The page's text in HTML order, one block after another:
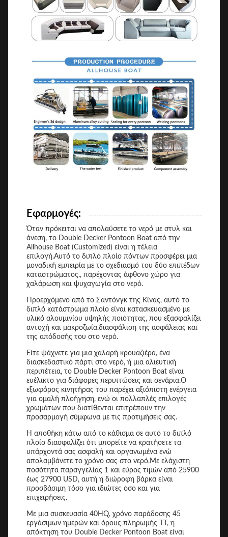
Εφαρμογές:
Όταν πρόκειται να απολαύσετε το νερό με στυλ και
άνεση, το Double Decker Pontoon Boat από την
Allhouse Boat (Customized) είναι η τέλεια
επιλογή.Αυτό το διπλό πλοίο πόντων προσφέρει μια
μοναδική εμπειρία με το σχεδιασμό του δύο επιπέδων
καταστρώματος., παρέχοντας άφθονο χώρο για
χαλάρωση και ψυχαγωγία στο νερό.
Προερχόμενο από το Σαντόνγκ της Κίνας, αυτό το
διπλό κατάστρωμα πλοίο είναι κατασκευασμένο με
υλικό αλουμινίου υψηλής ποιότητας, που εξασφαλίζει
αντοχή και μακροζωία.διασφάλιση της ασφάλειας και
της απόδοσής του στο νερό.
Είτε ψάχνετε για μια χαλαρή κρουαζιέρα, ένα
διασκεδαστικό πάρτι στο νερό, ή μια αλιευτική
περιπέτεια, το Double Decker Pontoon Boat είναι
ευέλικτο για διάφορες περιπτώσεις και σενάρια.Ο
εξωφόρος κινητήρας του παρέχει αξιόπιστη ενέργεια
για ομαλή πλοήγηση, ενώ οι πολλαπλές επιλογές
χρωμάτων που διατίθενται επιτρέπουν την
προσαρμογή σύμφωνα με τις προτιμήσεις σας.
Η αποθήκη κάτω από το κάθισμα σε αυτό το διπλό
πλοίο διασφαλίζει ότι μπορείτε να κρατήσετε τα
υπάρχοντά σας ασφαλή και οργανωμένα ενώ
απολαμβάνετε το χρόνο σας στο νερό.Με ελάχιστη
ποσότητα παραγγελίας 1 και εύρος τιμών από 25900
έως 27900 USD, αυτή η διώροφη βάρκα είναι
προσβάσιμη τόσο για ιδιώτες όσο και για
επιχειρήσεις.
Με μια συσκευασία 40HQ, χρόνο παράδοσης 45
εργάσιμων ημερών και όρους πληρωμής TT, η
απόκτηση του Double Decker Pontoon Boat είναι